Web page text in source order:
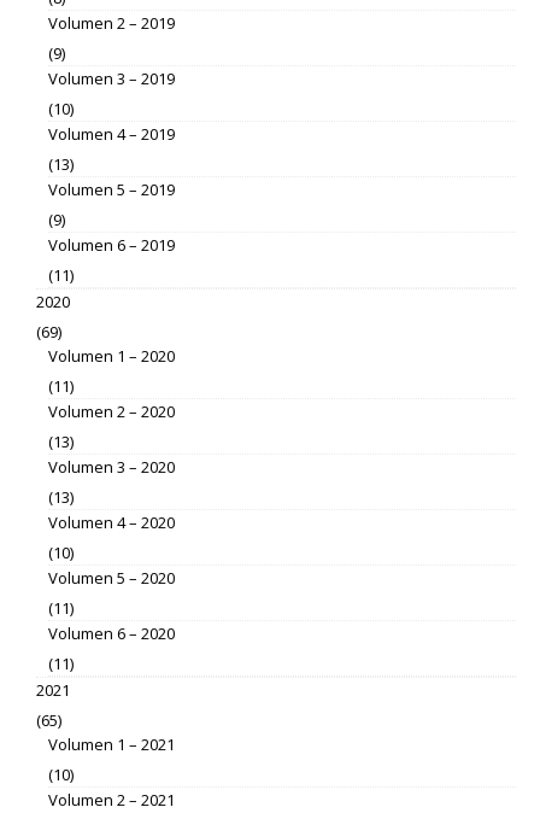
Volumen 2 – 2019
(9)
Volumen 3 – 2019
(10)
Volumen 4 – 2019
(13)
Volumen 5 – 2019
(9)
Volumen 6 – 2019
(11)
2020
(69)
Volumen 1 – 2020
(11)
Volumen 2 – 2020
(13)
Volumen 3 – 2020
(13)
Volumen 4 – 2020
(10)
Volumen 5 – 2020
(11)
Volumen 6 – 2020
(11)
2021
(65)
Volumen 1 – 2021
(10)
Volumen 2 – 2021